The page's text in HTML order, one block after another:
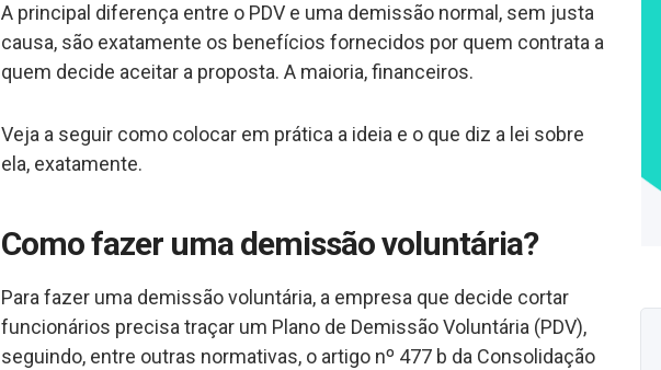
A principal diferença entre o PDV e uma demissão normal, sem justa
causa, são exatamente os benefícios fornecidos por quem contrata a
quem decide aceitar a proposta. A maioria, financeiros.
Veja a seguir como colocar em prática a ideia e o que diz a lei sobre
ela, exatamente.
Como fazer uma demissão voluntária?
Para fazer uma demissão voluntária, a empresa que decide cortar
funcionários precisa traçar um Plano de Demissão Voluntária (PDV),
seguindo, entre outras normativas, o artigo nº 477 b da Consolidação